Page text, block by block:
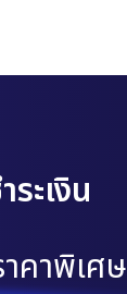
ระเงิน
คาพิเศษ